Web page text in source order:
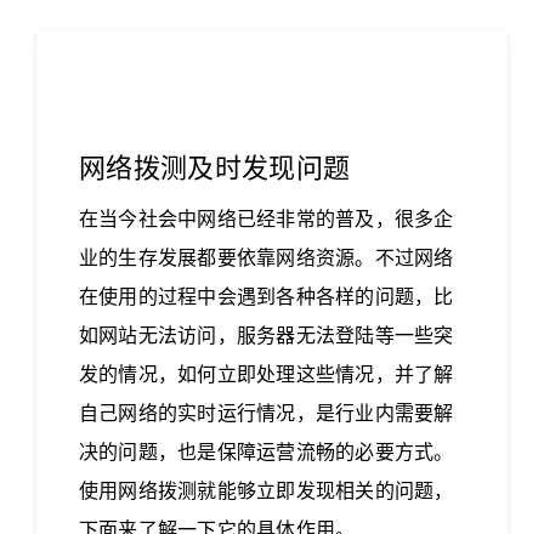
网络拨测及时发现问题
在当今社会中网络已经非常的普及，很多企
业的生存发展都要依靠网络资源。不过网络
在使用的过程中会遇到各种各样的问题，比
如网站无法访问，服务器无法登陆等一些突
发的情况，如何立即处理这些情况，并了解
自己网络的实时运行情况，是行业内需要解
决的问题，也是保障运营流畅的必要方式。
使用网络拨测就能够立即发现相关的问题，